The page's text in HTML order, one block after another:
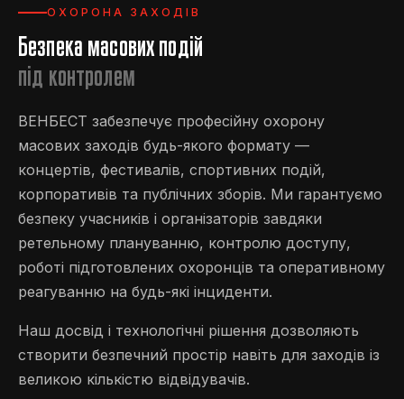
ОХОРОНА ЗАХОДІВ
Безпека масових подій
під контролем
ВЕНБЕСТ забезпечує професійну охорону
масових заходів будь-якого формату —
концертів, фестивалів, спортивних подій,
корпоративів та публічних зборів. Ми гарантуємо
безпеку учасників і організаторів завдяки
ретельному плануванню, контролю доступу,
роботі підготовлених охоронців та оперативному
реагуванню на будь-які інциденти.
Наш досвід і технологічні рішення дозволяють
створити безпечний простір навіть для заходів із
великою кількістю відвідувачів.